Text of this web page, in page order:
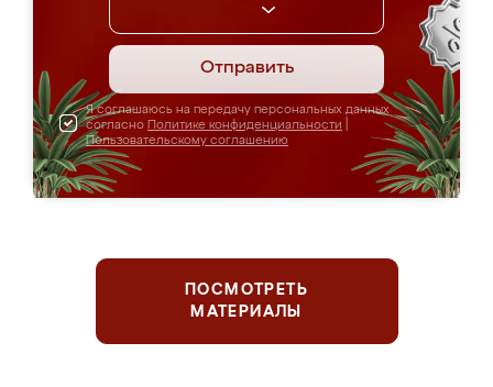
Отправить
Я соглашаюсь на передачу персональных данных
согласно Политике конфиденциальности
Пользовательскому соглашению
ПОСМОТРЕТЬ
МАТЕРИАЛЫ